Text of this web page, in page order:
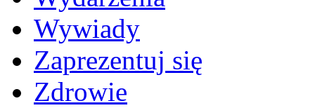
Wywiady
Zaprezentuj się
Zdrowie